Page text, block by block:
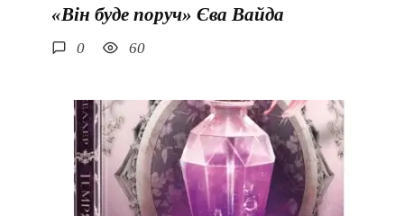
«Він буде поруч» Єва Вайда
0 60